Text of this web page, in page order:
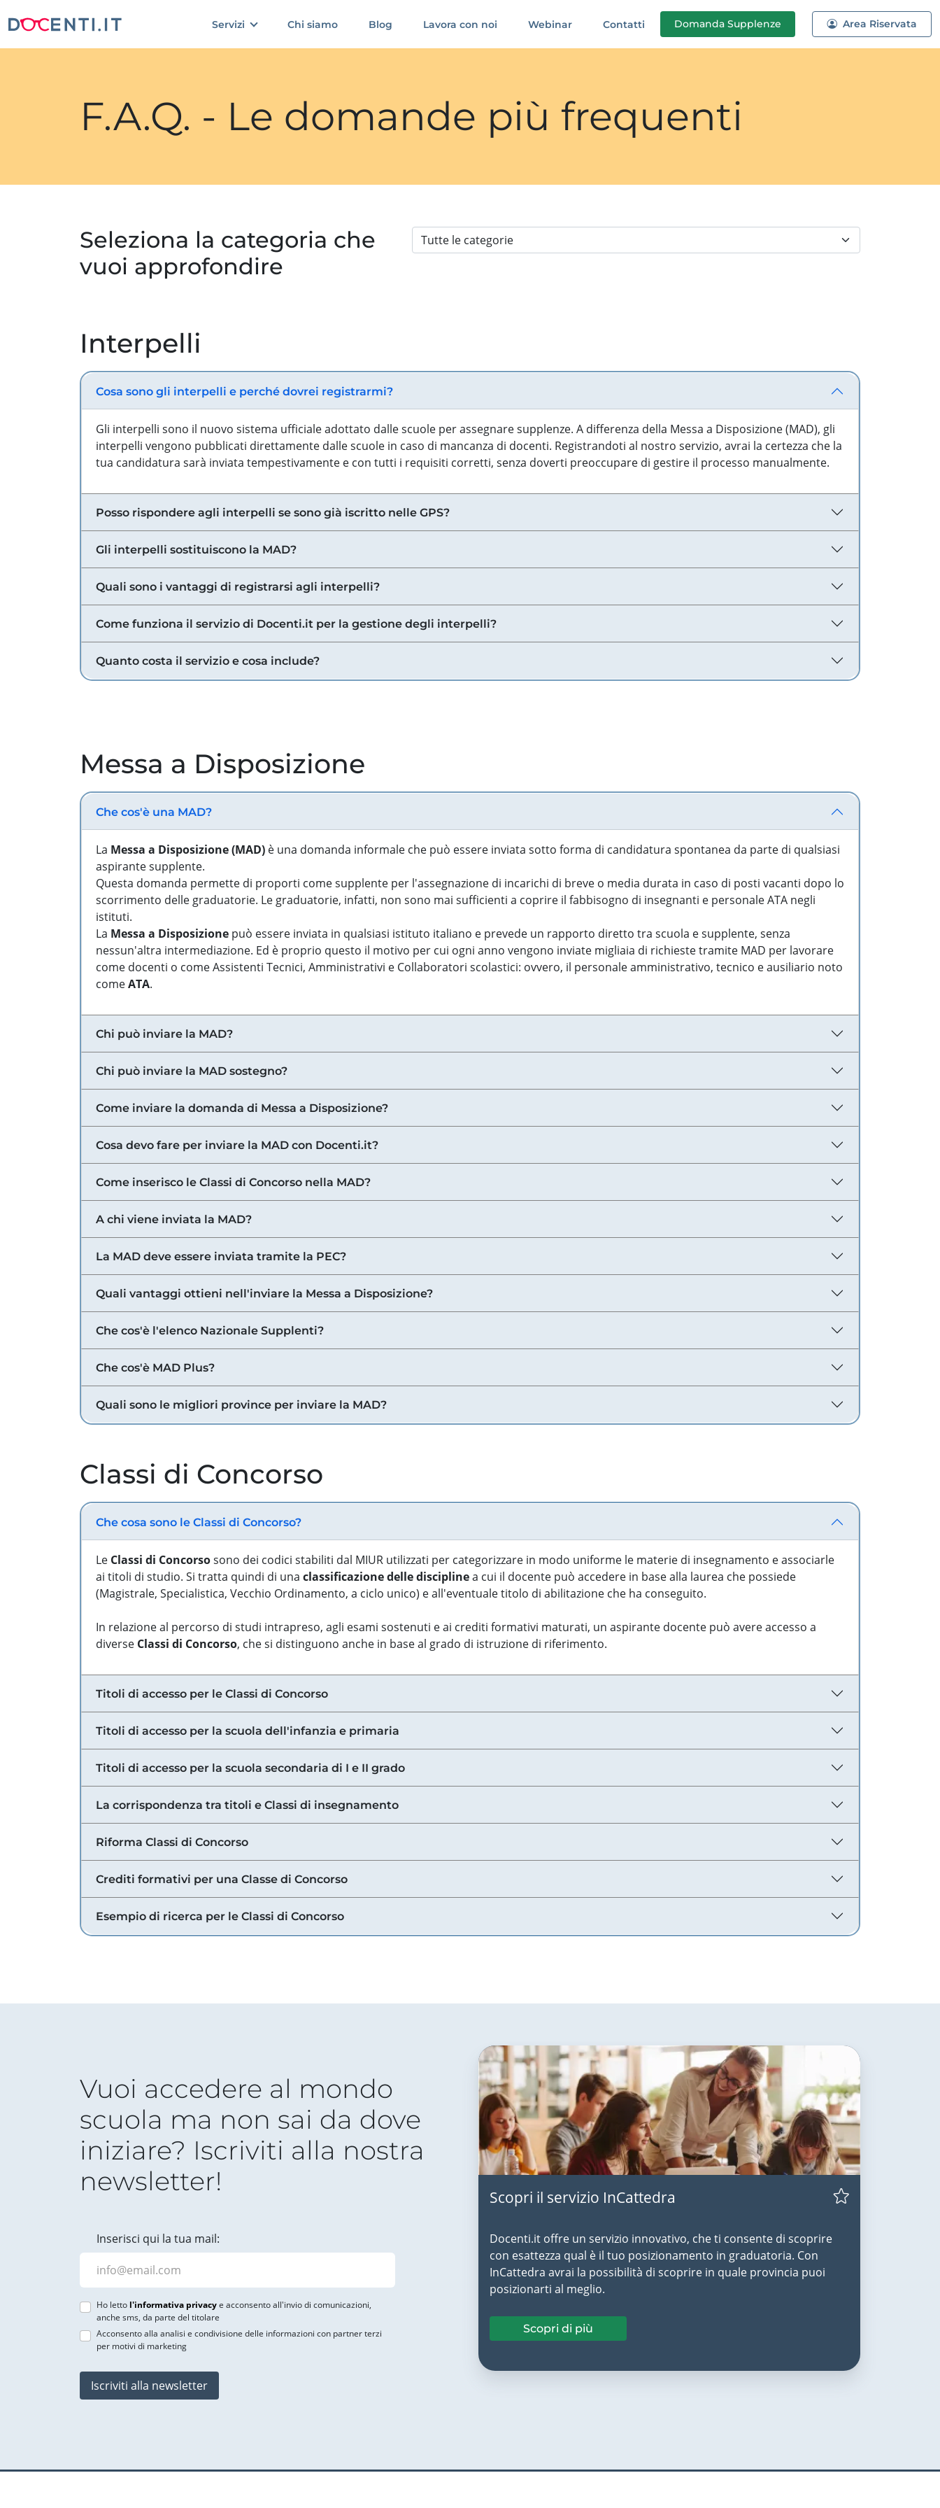
Servizi Chi siamo Blog Lavora con noi Webinar Contatti Domanda Supplenze Area Riservata
F.A.Q. - Le domande più frequenti
Seleziona la categoria che
vuoi approfondire
Interpelli
Cosa sono gli interpelli e perché dovrei registrarmi?
Gli interpelli sono il nuovo sistema ufficiale adottato dalle scuole per assegnare supplenze. A differenza della Messa a Disposizione (MAD), gli
interpelli vengono pubblicati direttamente dalle scuole in caso di mancanza di docenti. Registrandoti al nostro servizio, avrai la certezza che la
tua candidatura sarà inviata tempestivamente e con tutti i requisiti corretti, senza doverti preoccupare di gestire il processo manualmente.
Posso rispondere agli interpelli se sono già iscritto nelle GPS?
Gli interpelli sostituiscono la MAD?
Quali sono i vantaggi di registrarsi agli interpelli?
Come funziona il servizio di Docenti.it per la gestione degli interpelli?
Quanto costa il servizio e cosa include?
Messa a Disposizione
Che cos'è una MAD?
La Messa a Disposizione (MAD) è una domanda informale che può essere inviata sotto forma di candidatura spontanea da parte di qualsiasi
aspirante supplente.
Questa domanda permette di proporti come supplente per l'assegnazione di incarichi di breve o media durata in caso di posti vacanti dopo lo
scorrimento delle graduatorie. Le graduatorie, infatti, non sono mai sufficienti a coprire il fabbisogno di insegnanti e personale ATA negli
istituti.
La Messa a Disposizione può essere inviata in qualsiasi istituto italiano e prevede un rapporto diretto tra scuola e supplente, senza
nessun'altra intermediazione. Ed è proprio questo il motivo per cui ogni anno vengono inviate migliaia di richieste tramite MAD per lavorare
come docenti o come Assistenti Tecnici, Amministrativi e Collaboratori scolastici: ovvero, il personale amministrativo, tecnico e ausiliario noto
comeATA.
Chi può inviare la MAD?
Chi può inviare la MAD sostegno?
Come inviare la domanda di Messa a Disposizione?
Cosa devo fare per inviare la MAD con Docenti.it?
Come inserisco le Classi di Concorso nella MAD?
A chi viene inviata la MAD?
La MAD deve essere inviata tramite la PEC?
Quali vantaggi ottieni nell'inviare la Messa a Disposizione?
Che cos'è l'elenco Nazionale Supplenti?
Che cos'è MAD Plus?
Quali sono le migliori province per inviare la MAD?
Classi di Concorso
Che cosa sono le Classi di Concorso?
Le Classi di Concorsosono dei codici stabiliti dal MIUR utilizzati per categorizzare in modo uniforme le materie di insegnamento e associarle
ai titoli di studio. Si tratta quindi di una classificazione delle disciplinea cui il docente può accedere in base alla laurea che possiede
(Magistrale, Specialistica, Vecchio Ordinamento, a ciclo unico) e all'eventuale titolo di abilitazione che ha conseguito.
In relazione al percorso di studi intrapreso, agli esami sostenuti e ai crediti formativi maturati, un aspirante docente può avere accesso a
diverse Classi di Concorso, che si distinguono anche in base al grado di istruzione di riferimento.
Titoli di accesso per le Classi di Concorso
Titoli di accesso per la scuola dell'infanzia e primaria
Titoli di accesso per la scuola secondaria di I e II grado
La corrispondenza tra titoli e Classi di insegnamento
Riforma Classi di Concorso
Crediti formativi per una Classe di Concorso
Esempio di ricerca per le Classi di Concorso
Vuoi accedere al mondo
scuola ma non sai da dove
iniziare? Iscriviti alla nostra
newsletter!
Inserisci qui la tua mail:
Ho letto l'informativa privacye acconsento all'invio di comunicazioni,
anche sms, da parte del titolare
Acconsento alla analisi e condivisione delle informazioni con partner terzi
per motivi di marketing
Iscriviti alla newsletter
Scopri il servizio InCattedra
Docenti.it offre un servizio innovativo, che ti consente di scoprire
con esattezza qual è il tuo posizionamento in graduatoria. Con
InCattedra avrai la possibilità di scoprire in quale provincia puoi
posizionarti al meglio.
Scopri di più